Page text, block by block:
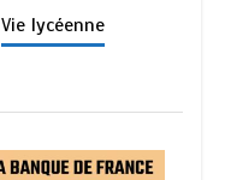
Vie lycéenne